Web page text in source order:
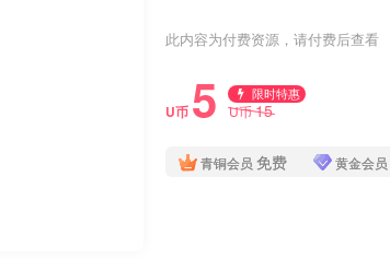
此内容为付费资源，请付费后查看
U币 5 限时特惠
U币15
青铜会员 免费 黄金会员